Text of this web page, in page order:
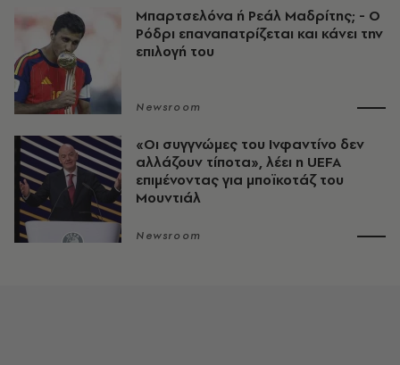
Μπαρτσελόνα ή Ρεάλ Μαδρίτης; - Ο
Ρόδρι επαναπατρίζεται και κάνει την
επιλογή του
Newsroom
«Οι συγγνώμες του Ινφαντίνο δεν
αλλάζουν τίποτα», λέει η UEFA
επιμένοντας για μποϊκοτάζ του
Μουντιάλ
Newsroom